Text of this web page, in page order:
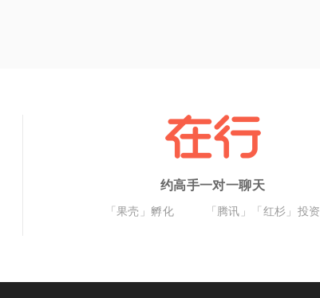
约高手一对一聊天
「果壳」孵化 「腾讯」「红杉」投资